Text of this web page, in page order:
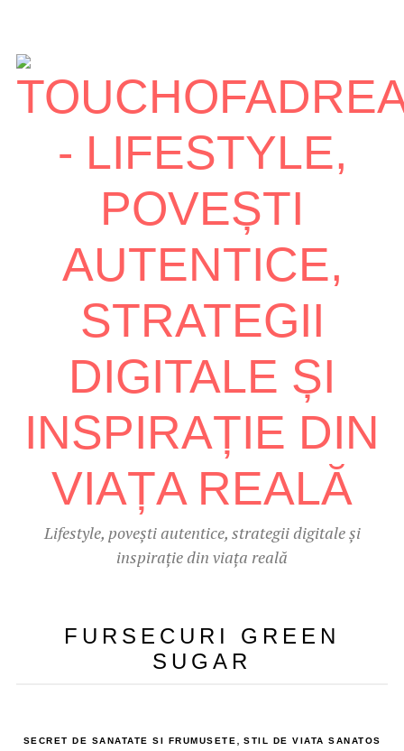
Lifestyle, povești autentice, strategii digitale și
inspirație din viața reală
FURSECURI GREEN
SUGAR
SECRET DE SANATATE SI FRUMUSETE STIL DE VIATA SANATOS